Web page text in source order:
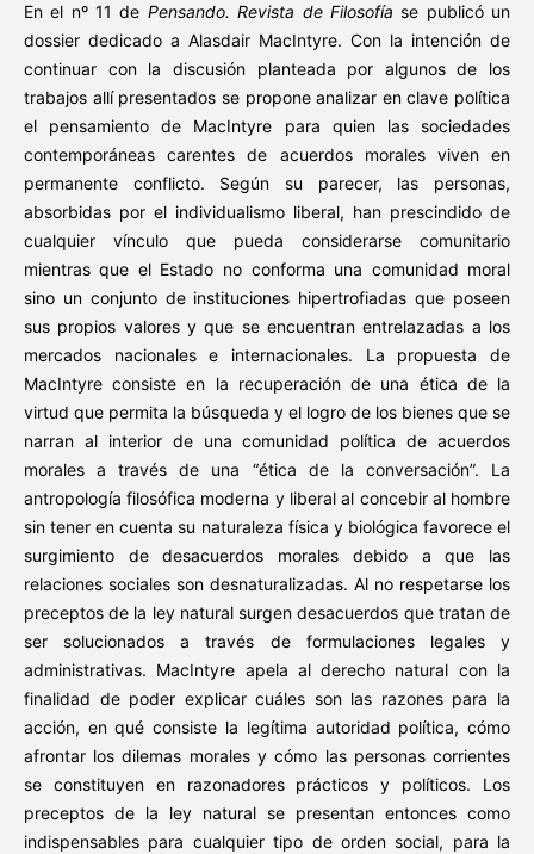
En el nº 11 de Pensando. Revista de Filosofía se publicó un
dossier dedicado a Alasdair MacIntyre. Con la intención de
continuar con la discusión planteada por algunos de los
trabajos allí presentados se propone analizar en clave política
el pensamiento de MacIntyre para quien las sociedades
contemporáneas carentes de acuerdos morales viven en
permanente conflicto. Según su parecer, las personas,
absorbidas por el individualismo liberal, han prescindido de
cualquier vínculo que pueda considerarse comunitario
mientras que el Estado no conforma una comunidad moral
sino un conjunto de instituciones hipertrofiadas que poseen
sus propios valores y que se encuentran entrelazadas a los
mercados nacionales e internacionales. La propuesta de
MacIntyre consiste en la recuperación de una ética de la
virtud que permita la búsqueda y el logro de los bienes que se
narran al interior de una comunidad política de acuerdos
morales a través de una “ética de la conversación”. La
antropología filosófica moderna y liberal al concebir al hombre
sin tener en cuenta su naturaleza física y biológica favorece el
surgimiento de desacuerdos morales debido a que las
relaciones sociales son desnaturalizadas. Al no respetarse los
preceptos de la ley natural surgen desacuerdos que tratan de
ser solucionados a través de formulaciones legales y
administrativas. MacIntyre apela al derecho natural con la
finalidad de poder explicar cuáles son las razones para la
acción, en qué consiste la legítima autoridad política, cómo
afrontar los dilemas morales y cómo las personas corrientes
se constituyen en razonadores prácticos y políticos. Los
preceptos de la ley natural se presentan entonces como
indispensables para cualquier tipo de orden social, para la